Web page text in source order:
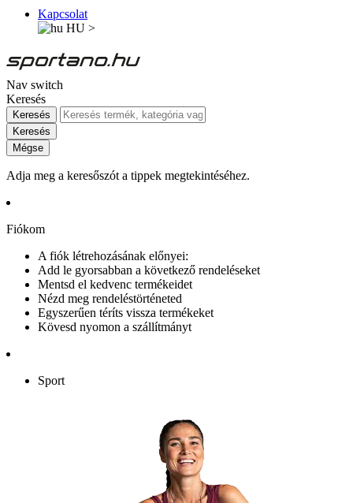
Kapcsolat
HU >
Nav switch
Keresés
Keresés
Keresés
Mégse
Adja meg a keresőszót a tippek megtekintéséhez.
Fiókom
A fiók létrehozásának előnyei:
Add le gyorsabban a következő rendeléseket
Mentsd el kedvenc termékeidet
Nézd meg rendeléstörténeted
Egyszerűen téríts vissza termékeket
Kövesd nyomon a szállítmányt
Sport